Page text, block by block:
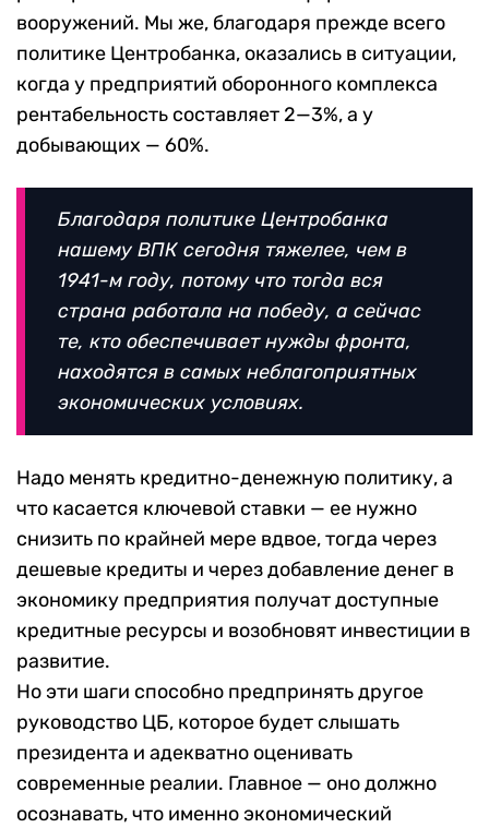
вооружений. Мы же, благодаря прежде всего
политике Центробанка, оказались в ситуации,
когда у предприятий оборонного комплекса
рентабельность составляет 2—3%, а у
добывающих — 60%.
Благодаря политике Центробанка
нашему ВПК сегодня тяжелее, чем в
1941-м году, потому что тогда вся
страна работала на победу, а сейчас
те, кто обеспечивает нужды фронта,
находятся в самых неблагоприятных
экономических условиях.
Надо менять кредитно-денежную политику, а
что касается ключевой ставки — ее нужно
снизить по крайней мере вдвое, тогда через
дешевые кредиты и через добавление денег в
экономику предприятия получат доступные
кредитные ресурсы и возобновят инвестиции в
развитие.
Но эти шаги способно предпринять другое
руководство ЦБ, которое будет слышать
президента и адекватно оценивать
современные реалии. Главное — оно должно
осознавать, что именно экономический